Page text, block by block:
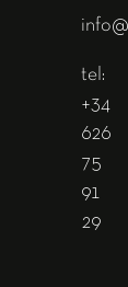
tel:
+34
626
75
91
29